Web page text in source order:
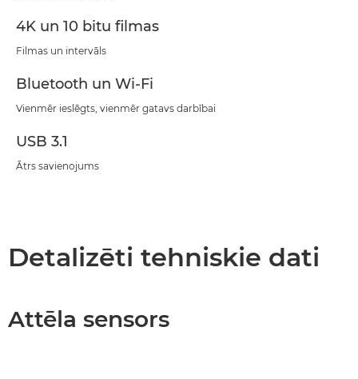
4K un 10 bitu filmas
Filmas un intervāls
Bluetooth un Wi-Fi
Vienmēr ieslēgts, vienmēr gatavs darbībai
USB 3.1
Ātrs savienojums
Detalizēti tehniskie dati
Attēla sensors